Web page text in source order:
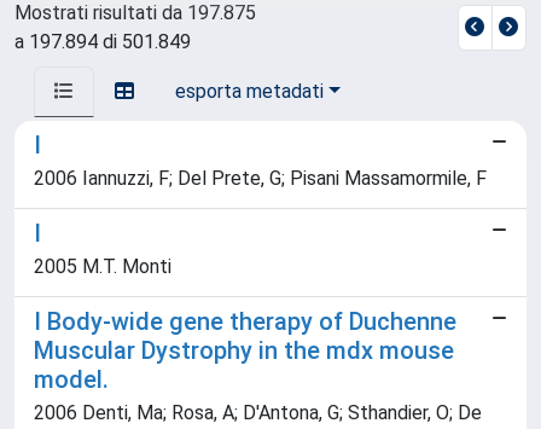
Mostrati risultati da 197.875
a 197.894 di 501.849
esporta metadati
I
2006 Iannuzzi, F; Del Prete, G; Pisani Massamormile, F
I
2005 M.T. Monti
I Body-wide gene therapy of Duchenne
Muscular Dystrophy in the mdx mouse
model.
2006 Denti, Ma; Rosa, A; D'Antona, G; Sthandier, O; De